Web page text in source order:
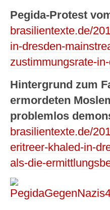
Pegida-Protest
brasilientexte.de/
in-dresden-
zustimmungsrate-
Hintergrund zum
ermordeten
problemlos
brasilientexte.de/
eritreer-khaled-in-
als-die-